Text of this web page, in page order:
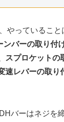
やっていること
ンバーの取り付
スプロケットの
速レバーの取り
バーはネジを